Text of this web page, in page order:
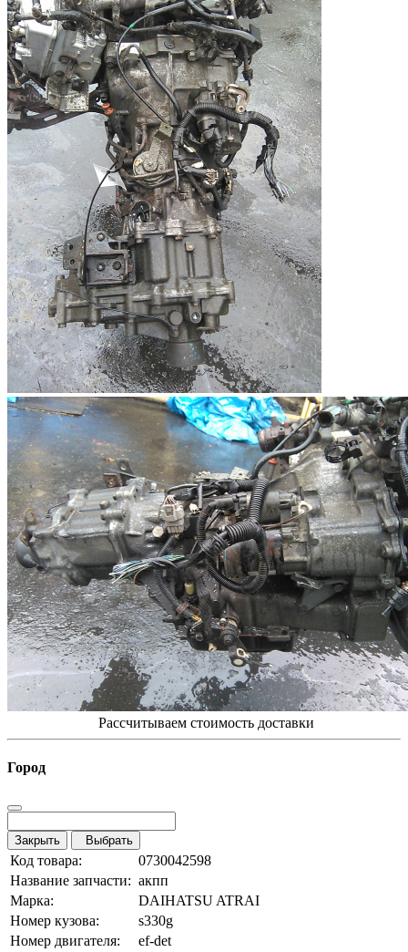
Рассчитываем стоимость доставки
Город
Закрыть Выбрать
Код товара:
0730042598
Название запчасти: акпп
Марка:
DAIHATSU ATRAI
Номер кузова:
s330g
Номер двигателя:
ef-det